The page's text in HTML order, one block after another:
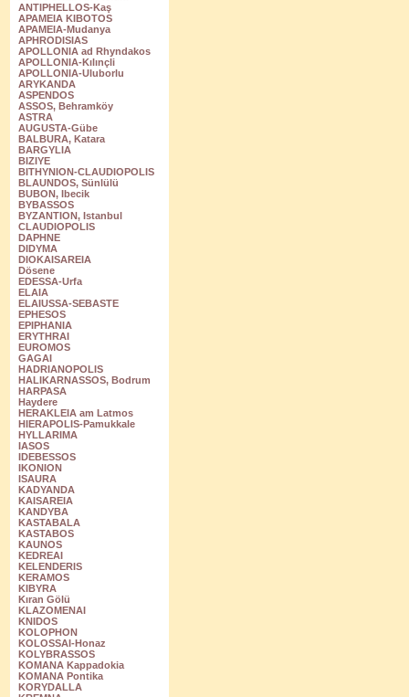
ANTIPHELLOS-Kaş
APAMEIA KIBOTOS
APAMEIA-Mudanya
APHRODISIAS
APOLLONIA ad Rhyndakos
APOLLONIA-Kılınçli
APOLLONIA-Uluborlu
ARYKANDA
ASPENDOS
ASSOS, Behramköy
ASTRA
AUGUSTA-Gübe
BALBURA, Katara
BARGYLIA
BIZIYE
BITHYNION-CLAUDIOPOLIS
BLAUNDOS, Sünlülü
BUBON, Ibecik
BYBASSOS
BYZANTION, Istanbul
CLAUDIOPOLIS
DAPHNE
DIDYMA
DIOKAISAREIA
Dösene
EDESSA-Urfa
ELAIA
ELAIUSSA-SEBASTE
EPHESOS
EPIPHANIA
ERYTHRAI
EUROMOS
GAGAI
HADRIANOPOLIS
HALIKARNASSOS, Bodrum
HARPASA
Haydere
HERAKLEIA am Latmos
HIERAPOLIS-Pamukkale
HYLLARIMA
IASOS
IDEBESSOS
IKONION
ISAURA
KADYANDA
KAISAREIA
KANDYBA
KASTABALA
KASTABOS
KAUNOS
KEDREAI
KELENDERIS
KERAMOS
KIBYRA
Kıran Gölü
KLAZOMENAI
KNIDOS
KOLOPHON
KOLOSSAI-Honaz
KOLYBRASSOS
KOMANA Kappadokia
KOMANA Pontika
KORYDALLA